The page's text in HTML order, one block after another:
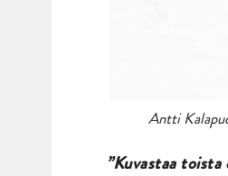
Antti
”Kuvastaa